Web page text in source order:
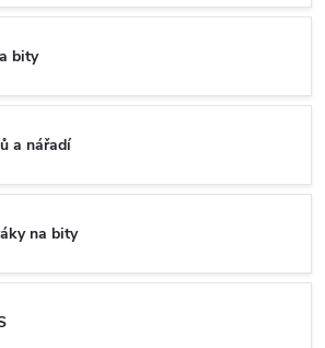
bity
a nářadí
na bity